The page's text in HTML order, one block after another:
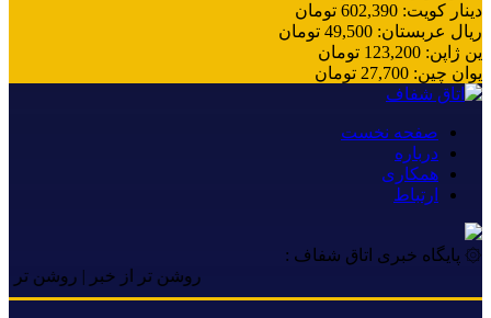
دینار کویت:
602,390 تومان
ریال عربستان:
49,500 تومان
ین ژاپن:
123,200 تومان
یوان چین:
27,700 تومان
صفحه نخست
درباره
همکاری
ارتباط
۞ پایگاه خبری اتاق شفاف :
روشن تر از خبر | روشن تر از